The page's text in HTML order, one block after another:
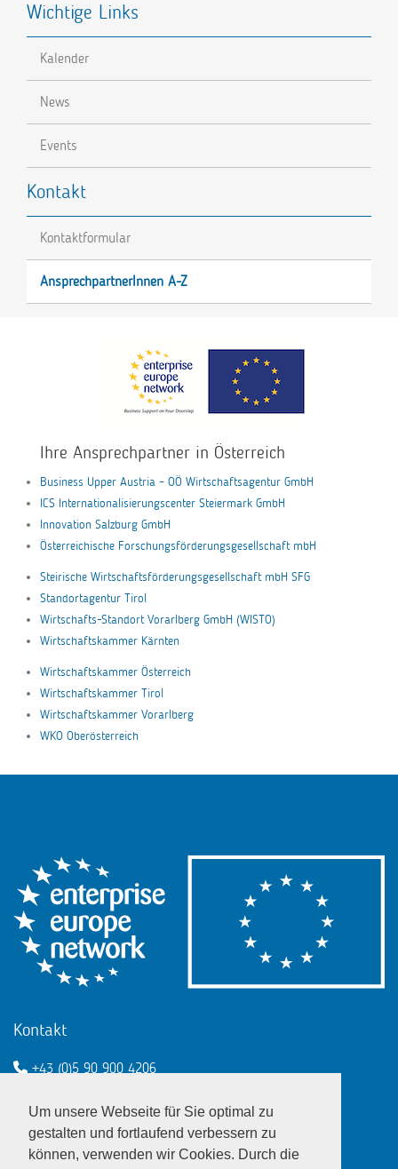
Um unsere Webseite für Sie optimal zu
gestalten und fortlaufend verbessern zu
können, verwenden wir Cookies. Durch die
Wichtige Links
Kalender
News
Events
Kontakt
Kontaktformular
AnsprechpartnerInnen A-Z
Ihre Ansprechpartner in Österreich
Business Upper Austria – OÖ Wirtschaftsagentur GmbH
ICS Internationalisierungscenter Steiermark GmbH
Innovation Salzburg GmbH
Österreichische Forschungsförderungsgesellschaft mbH
Steirische Wirtschaftsförderungsgesellschaft mbH SFG
Standortagentur Tirol
Wirtschafts-Standort Vorarlberg GmbH (WISTO)
Wirtschaftskammer Kärnten
Wirtschaftskammer Österreich
Wirtschaftskammer Tirol
Wirtschaftskammer Vorarlberg
WKO Oberösterreich
Kontakt
+43 (0)5 90 900 4206
Enterprise Europe Network - EU
LinkedInTwitterYoutubeFacebook